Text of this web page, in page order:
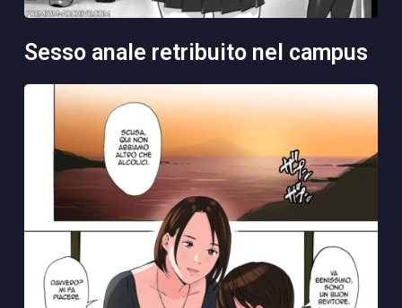
sesso anale retribuito nel campus